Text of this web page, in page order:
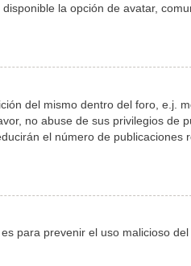
la opción de avatar,
del mismo dentro del foro, e.j.
no abuse de sus privilegios de
el número de publicaciones
para prevenir el uso malicioso